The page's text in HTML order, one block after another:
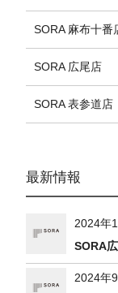
SORA 麻布十番
SORA 広尾店
SORA 表参道店
最新情報
2024年
SORA
2024年